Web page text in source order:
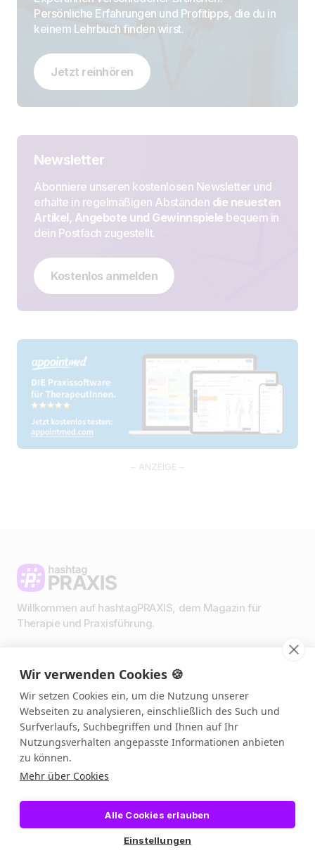
Persönliche Erfahrungen und Profitipps, die du in
keinem Lehrbuch finden wirst.
Jetzt reinhören
Newsletter
Abonniere unseren kostenlosen Newsletter und
erhalte in regelmäßigen Abständen die neuesten
Artikel, Angebote und Gewinnspiele bequem in
dein Postfach zugestellt.
Kostenlos anmelden
– ANZEIGE –
Willkommen auf hashtagPRAXIS, dem Magazin für
Therapie und Praxisführung.
Impressum & Datenschutz
AGBs
Presse & Medien
Podcast 🎙️
Link in Bio
©️ 2026 – hashtagPRAXIS, alle Rechte vorbehalten
Wir verwenden Cookies 🍪
Wir setzen Cookies ein, um die Nutzung unserer
Webseiten zu analysieren, einschließlich des Such und
Surfverlaufs, Suchbegriffen und Ihnen auf Ihr
Nutzungsverhalten angepasste Informationen anbieten
zu können.
Mehr über Cookies
Alle Cookies erlauben
Einstellungen